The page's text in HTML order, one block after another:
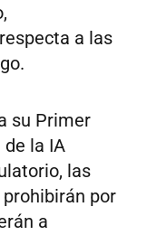
a las
su Primer
de la IA
las
por
a